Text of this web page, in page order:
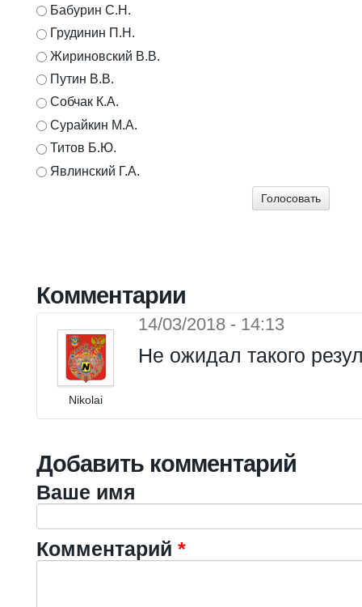
Варианты
Бабурин С.Н.
Грудинин П.Н.
Жириновский В.В.
Путин В.В.
Собчак К.А.
Сурайкин М.А.
Титов Б.Ю.
Явлинский Г.А.
Комментарии
Nikolai
14/03/2018 - 14:13
Не ожидал такого
Добавить комментарий
Ваше имя
Комментарий *